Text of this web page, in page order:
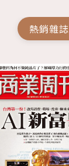
熱銷雜誌